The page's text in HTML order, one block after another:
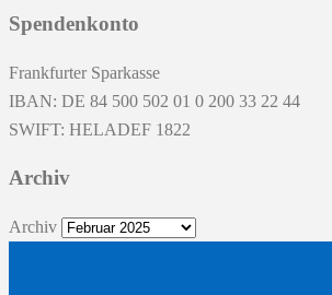
Spendenkonto
Frankfurter Sparkasse
IBAN: DE 84 500 502 01 0 200 33 22 44
SWIFT: HELADEF 1822
Archiv
Archiv